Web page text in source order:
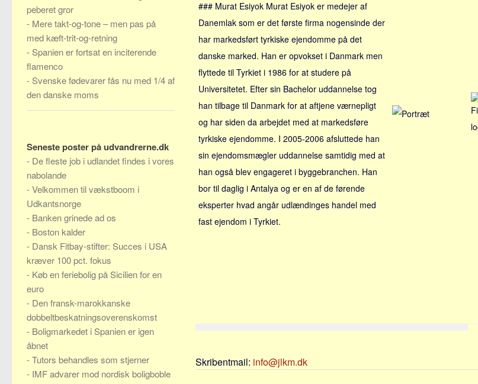
### Murat Esiyok Murat Esiyok er medejer af
Danemlak som er det første firma nogensinde der
har markedsført tyrkiske ejendomme på det
danske marked. Han er opvokset i Danmark men
flyttede til Tyrkiet i 1986 for at studere på
Universitetet. Efter sin Bachelor uddannelse tog
han tilbage til Danmark for at aftjene værnepligt
og har siden da arbejdet med at markedsføre
tyrkiske ejendomme. I 2005-2006 afsluttede han
sin ejendomsmægler uddannelse samtidig med at
han også blev engageret i byggebranchen. Han
bor til daglig i Antalya og er en af de førende
eksperter hvad angår udlændinges handel med
fast ejendom i Tyrkiet.
Skribentmail: info@jlkm.dk
peberet gror
- Mere takt-og-tone – men pas på
med kæft-trit-og-retning
- Spanien er fortsat en inciterende
flamenco
- Svenske fødevarer fås nu med 1/4 af
den danske moms
Seneste poster på udvandrerne.dk
- De fleste job i udlandet findes i vores
nabolande
-Velkommen til vækstboom i
Udkantsnorge
- Banken grinede ad os
- Boston kalder
- Dansk Fitbay-stifter: Succes i USA
kræver 100 pct. fokus
- Køb en feriebolig på Sicilien for en
euro
- Den fransk-marokkanske
dobbeltbeskatningsoverenskomst
- Boligmarkedet i Spanien er igen
åbnet
-Tutors behandles som stjerner
- IMF advarer mod nordisk boligboble